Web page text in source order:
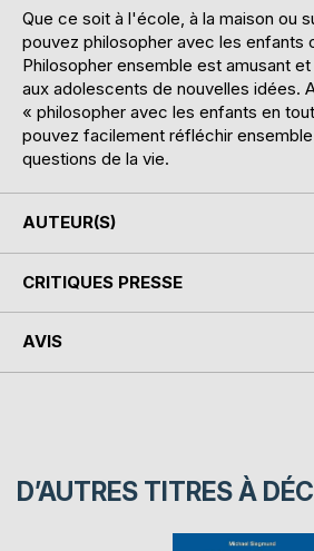
Que ce soit à l'école, à la maison ou
pouvez philosopher avec les enfants
Philosopher ensemble est amusant
aux adolescents de nouvelles idées.
« philosopher avec les enfants en
pouvez facilement réfléchir
questions de la vie.
AUTEUR(S)
CRITIQUES PRESSE
AVIS
D’AUTRES TITRES À